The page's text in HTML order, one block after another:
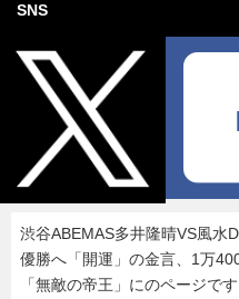
SNS
渋谷ABEMAS多井隆晴VS風水
優勝へ「開運」の金言、1万
「無敵の帝王」にのページで